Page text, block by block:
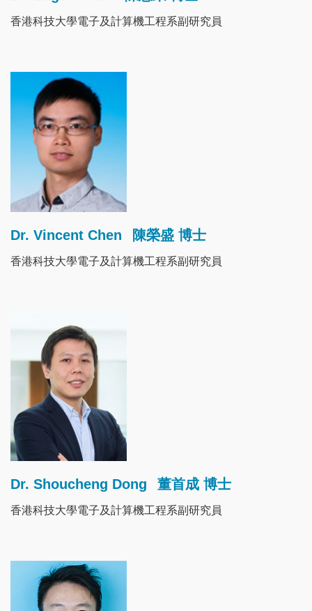
香港科技大學電子及計算機工程系副研究員
Image
Dr. Vincent Chen 陳榮盛 博士
香港科技大學電子及計算機工程系副研究員
Dr. Shoucheng Dong 董首成 博士
香港科技大學電子及計算機工程系副研究員
Image